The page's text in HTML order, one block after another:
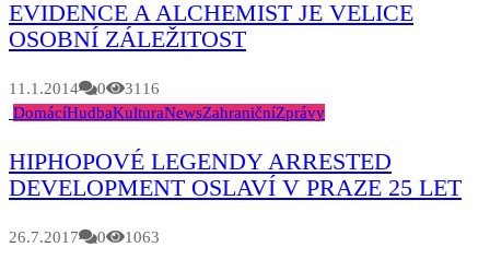
EVIDENCE A ALCHEMIST JE VELICE
OSOBNÍ ZÁLEŽITOST
11.1.2014 0
3116
DomácíHudbaKulturaNewsZahraničníZprávy
HIPHOPOVÉ LEGENDY ARRESTED
DEVELOPMENT OSLAVÍ V PRAZE 25 LET
26.7.2017 0 1063